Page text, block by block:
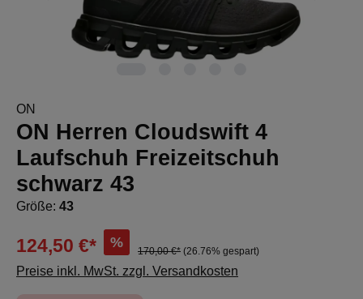
ON
ON Herren Cloudswift 4
Laufschuh Freizeitschuh
schwarz 43
Größe: 43
124,50 €* %
170,00 €* (26.76% gespart)
Preise inkl. MwSt. zzgl. Versandkosten